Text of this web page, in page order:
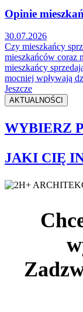
Opinie
30.07.2026
Czy mieszkańcy
mieszkańców coraz
mieszkańcy
mocniej wpływają
Jeszcze
AKTUALNOŚCI
WYBIERZ
JAKI CIĘ